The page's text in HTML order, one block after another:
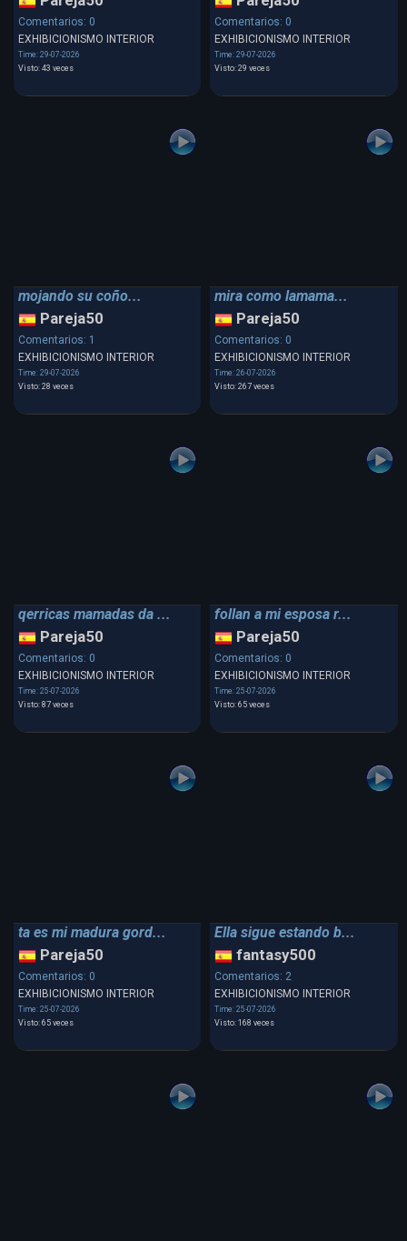
Comentarios: 0
EXHIBICIONISMO INTERIOR
Time: 29-07-2026
Visto: 43 veces
Comentarios: 0
EXHIBICIONISMO INTERIOR
Time: 29-07-2026
Visto: 29 veces
mojando su coño...
Pareja50
Comentarios: 1
EXHIBICIONISMO INTERIOR
Time: 29-07-2026
Visto: 28 veces
mira como lamama...
Pareja50
Comentarios: 0
EXHIBICIONISMO INTERIOR
Time: 26-07-2026
Visto: 267 veces
qerricas mamadas da ...
Pareja50
Comentarios: 0
EXHIBICIONISMO INTERIOR
Time: 25-07-2026
Visto: 87 veces
follan a mi esposa r...
Pareja50
Comentarios: 0
EXHIBICIONISMO INTERIOR
Time: 25-07-2026
Visto: 65 veces
ta es mi madura gord...
Pareja50
Comentarios: 0
EXHIBICIONISMO INTERIOR
Time: 25-07-2026
Visto: 65 veces
Ella sigue estando b...
fantasy500
Comentarios: 2
EXHIBICIONISMO INTERIOR
Time: 25-07-2026
Visto: 168 veces